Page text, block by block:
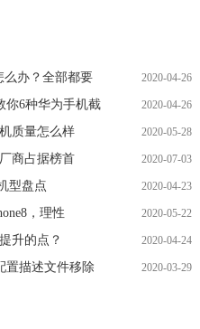
么办？全部都要 2020-04-26
你6种华为手机截 2020-04-26
质量怎么样 2020-05-28
商占据榜首 2020-07-03
型盘点 2020-04-23
，理性 2020-05-22
升的点？ 2020-04-24
置描述文件移除 2020-03-29